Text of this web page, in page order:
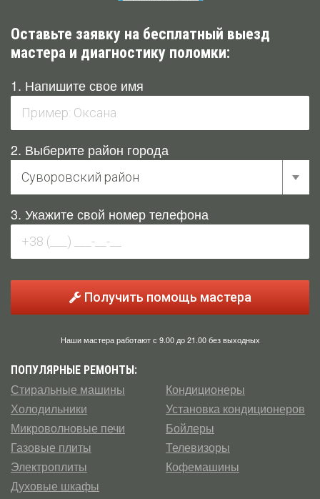
Оставьте заявку на бесплатный выезд
мастера и диагностику поломки:
1. Напишите свое имя
2. Выберите район города
3. Укажите свой номер телефона
Получить помощь мастера
Наши мастера работают с 9.00 до 21.00 без выходных
ПОПУЛЯРНЫЕ РЕМОНТЫ:
Стиральные машины
Холодильники
Микроволновые печи
Газовые плиты
Электроплиты
Духовые шкафы
Кондиционеры
Установка кондиционеров
Бойлеры
Телевизоры
Кофемашины